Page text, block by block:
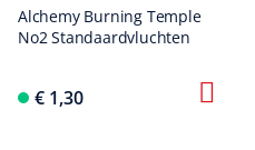
Alchemy Burning Temple
No2 Standaardvluchten
€ 1,30